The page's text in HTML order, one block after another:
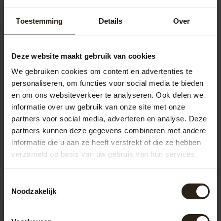
Toestemming Details Over
Deze website maakt gebruik van cookies
We gebruiken cookies om content en advertenties te
personaliseren, om functies voor social media te bieden
en om ons websiteverkeer te analyseren. Ook delen we
informatie over uw gebruik van onze site met onze
partners voor social media, adverteren en analyse. Deze
partners kunnen deze gegevens combineren met andere
informatie die u aan ze heeft verstrekt of die ze hebben
verzameld op basis van uw gebruik van hun services.
Noodzakelijk
Vragen over dit product?
Neem gerust contact op met onze klantenservice op
038 - 3760185 . We helpen je graag!